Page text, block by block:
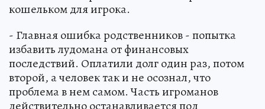
кошельком для игрока.
- Главная ошибка родственников - попытка
избавить лудомана от финансовых
последствий. Оплатили долг один раз, потом
второй, а человек так и не осознал, что
проблема в нем самом. Часть игроманов
действительно останавливается под